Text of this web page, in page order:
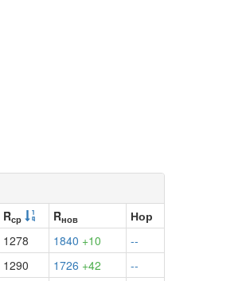
Rср Rнов
Нор
1278 1840 +10
--
1290 1726 +42
--